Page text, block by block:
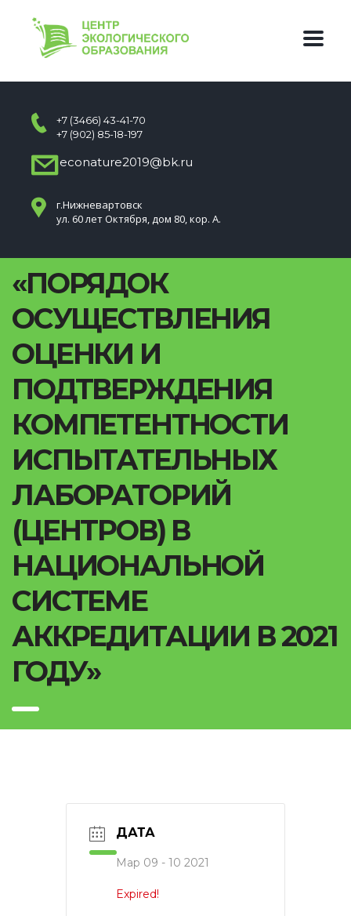
+7 (3466) 43-41-70
+7 (902) 85-18-197
econature2019@bk.ru
г.Нижневартовск
ул. 60 лет Октября, дом 80, кор. А.
«ПОРЯДОК
ОСУЩЕСТВЛЕНИЯ
ОЦЕНКИ И
ПОДТВЕРЖДЕНИЯ
КОМПЕТЕНТНОСТИ
ИСПЫТАТЕЛЬНЫХ
ЛАБОРАТОРИЙ
(ЦЕНТРОВ) В
НАЦИОНАЛЬНОЙ
СИСТЕМЕ
АККРЕДИТАЦИИ В 2021
ГОДУ»
ДАТА
Мар 09 - 10 2021
Expired!